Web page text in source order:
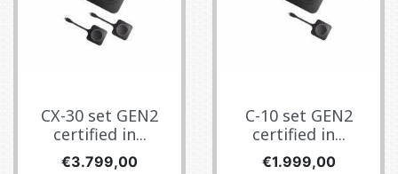
CX-30 set GEN2
certified in...
Fiyat
€3.799,00
C-10 set GEN2
certified in...
Fiyat
€1.999,00